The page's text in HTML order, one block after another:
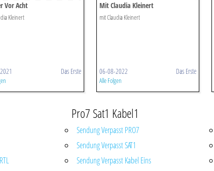
Vor Acht
Kleinert
Das Erste
Mit Claudia Kleinert
mit Claudia Kleinert
06-08-2022 Das Erste
Alle Folgen
Pro7 Sat1 Kabel1
Sendung Verpasst PRO7
Sendung Verpasst SAT1
Sendung Verpasst Kabel Eins